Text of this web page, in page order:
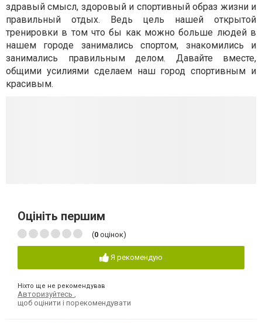
здравый смысл, здоровый и спортивный образ жизни и
правильный отдых. Ведь цель нашей открытой
тренировки в том что бы как можно больше людей в
нашем городе занимались спортом, знакомились и
занимались правильным делом. Давайте вместе,
общими усилиями сделаем наш город спортивным и
красивым.
Оцініть першим
(0 оцінок)
Я рекомендую
Ніхто ще не рекомендував
Авторизуйтесь ,
щоб оцінити і порекомендувати